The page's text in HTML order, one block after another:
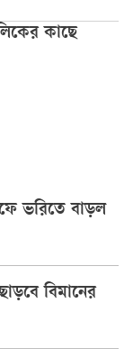
কাছে
ভরিতে বাড়ল
বিমানের